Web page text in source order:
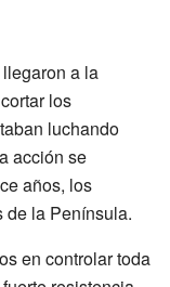
a la
los
luchando
acción se
años, los
de la Península.
en controlar toda